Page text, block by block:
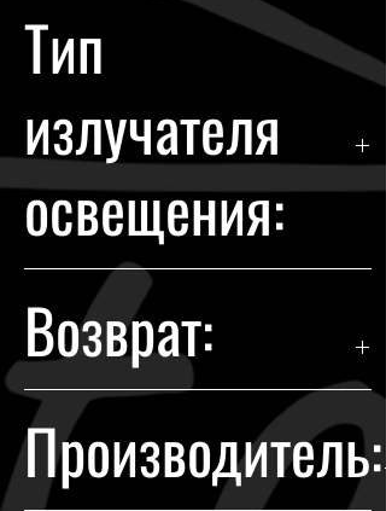
Тип
излучателя
освещения:
Возврат:
Гарантия возврата происходит в
течении 14 дней с момента
покупки.
Производитель: